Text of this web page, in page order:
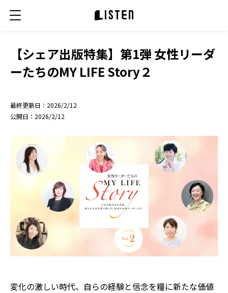
【シェア出版特集】第1弾 女性リーダ
ーたちのMY LIFE Story２
最終更新日： 2026/2/12
公開日： 2026/2/12
変化の激しい時代、自らの経験と信念を糧に新たな価値